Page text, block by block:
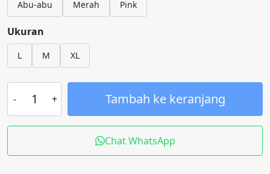
Abu-abu Merah Pink
Ukuran
L M XL
Tambah ke keranjang
Chat WhatsApp